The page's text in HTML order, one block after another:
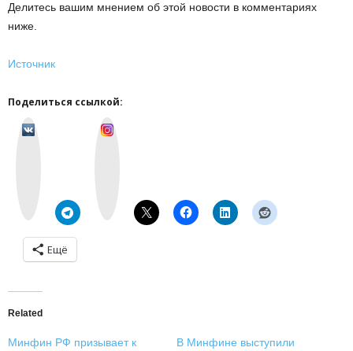
Делитесь вашим мнением об этой новости в комментариях
ниже.
Источник
Поделиться ссылкой:
Ещё
Related
Минфин РФ призывает к В Минфине выступили